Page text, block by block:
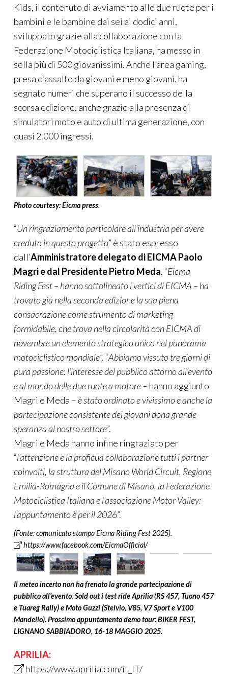
Kids, il contenuto di avviamento alle due ruote per i
bambini e le bambine dai sei ai dodici anni,
sviluppato grazie alla collaborazione con la
Federazione Motociclistica Italiana, ha messo in
sella più di 500 giovanissimi. Anche l’area gaming,
presa d’assalto da giovani e meno giovani, ha
segnato numeri che superano il successo della
scorsa edizione, anche grazie alla presenza di
simulatori moto e auto di ultima generazione, con
quasi 2.000 ingressi.
Photo courtesy: Eicma press.
“Un ringraziamento particolare all’industria per avere
creduto in questo progetto” è stato espresso
dall’Amministratore delegato di EICMA Paolo
Magri e dal Presidente Pietro Meda. “Eicma
Riding Fest – hanno sottolineato i vertici di EICMA – ha
trovato già nella seconda edizione la sua piena
consacrazione come strumento di marketing
formidabile, che trova nella circolarità con EICMA di
novembre un elemento strategico unico nel panorama
motociclistico mondiale”. “Abbiamo vissuto tre giorni di
pura passione: l’interesse del pubblico attorno all’evento
e al mondo delle due ruote a motore– hanno aggiunto
Magri e Meda –è stato ordinato e vivissimo e anche la
partecipazione consistente dei giovani dona grande
speranza al nostro settore”.
Magri e Meda hanno infine ringraziato per
“l’attenzione e la proficua collaborazione tutti i partner
coinvolti, la struttura del Misano World Circuit, Regione
Emilia-Romagna e il Comune di Misano, la Federazione
Motociclistica Italiana e l’associazione Motor Valley:
l’appuntamento è per il 2026”.
(Fonte: comunicato stampa Eicma Riding Fest 2025).
https://www.facebook.com/EicmaOfficial/
Il meteo incerto non ha frenato la grande partecipazione di
pubblico all’evento. Sold out i test ride Aprilia (RS 457, Tuono 457
e Tuareg Rally)e Moto Guzzi (Stelvio, V85, V7 Sport e V100
Mandello). Prossimo appuntamento demo tour: BIKER FEST,
LIGNANO SABBIADORO, 16-18 MAGGIO 2025.
APRILIA:
https://www.aprilia.com/it_IT/